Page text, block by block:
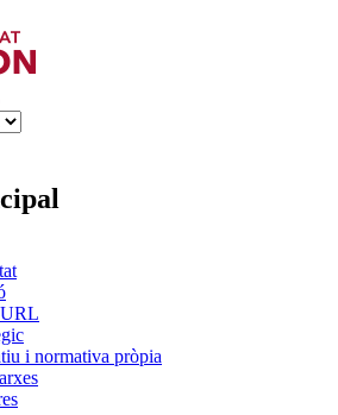
i normativa pròpia